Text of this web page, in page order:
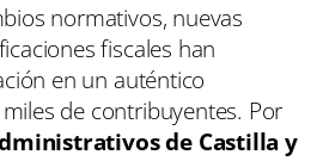
normativos, nuevas
fiscales han
en un auténtico
de contribuyentes. Por
de Castilla y